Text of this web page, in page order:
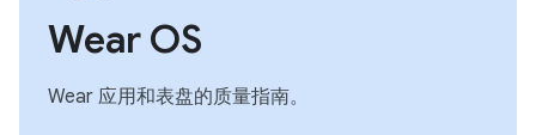
Wear OS
Wear 应用和表盘的质量指南。